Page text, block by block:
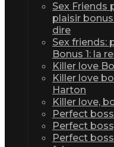
Sex Friends
plaisir
dire
Sex friends:
Bonus 1: la
Killer love
Killer love
Harton
Killer love,
Perfect
Perfect
Perfect